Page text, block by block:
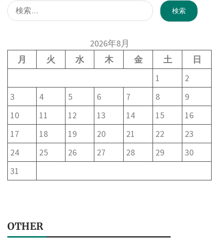
検
索:
2026年8月
月
火 水 木 金 土
日
1
2
3
4 5 6 7 8
9
10
11 12 13 14 15
16
17
18 19 20 21 22
23
24
25 26 27 28 29
30
31
OTHER